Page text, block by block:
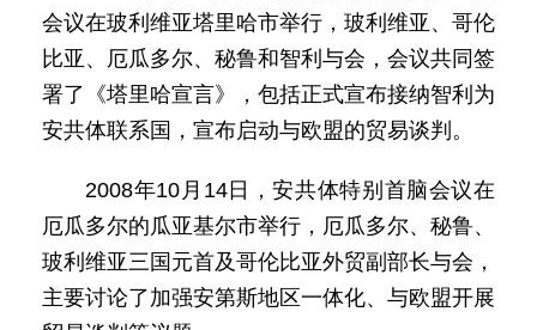
会议在玻利维亚塔里哈市举行，玻利维亚、哥伦
比亚、厄瓜多尔、秘鲁和智利与会，会议共同签
署了《塔里哈宣言》，包括正式宣布接纳智利为
安共体联系国，宣布启动与欧盟的贸易谈判。
2008年10月14日，安共体特别首脑会议在
厄瓜多尔的瓜亚基尔市举行，厄瓜多尔、秘鲁、
玻利维亚三国元首及哥伦比亚外贸副部长与会，
主要讨论了加强安第斯地区一体化、与欧盟开展